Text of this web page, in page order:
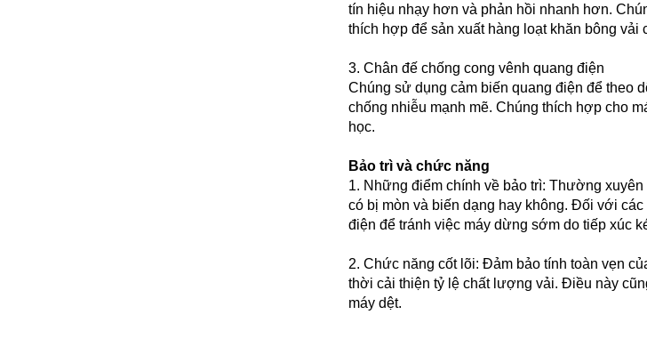
tín hiệu nhạy hơn và phản hồi nhanh hơn.
thích hợp để sản xuất hàng loạt khăn bông vải
3. Chân đế chống cong vênh quang điện
Chúng sử dụng cảm biến quang điện để theo
chống nhiễu mạnh mẽ. Chúng thích hợp cho
học.
Bảo trì và chức năng
1. Những điểm chính về bảo trì: Thường
có bị mòn và biến dạng hay không. Đối với
điện để tránh việc máy dừng sớm do tiếp xúc
2. Chức năng cốt lõi: Đảm bảo tính toàn vẹn
thời cải thiện tỷ lệ chất lượng vải. Điều này
máy dệt.